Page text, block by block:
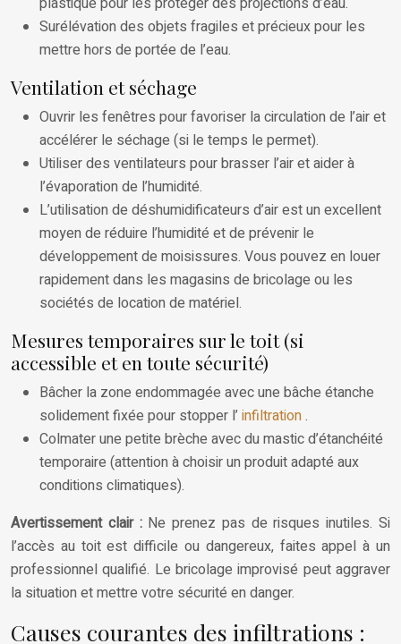
Surélévation des objets fragiles et précieux pour les
mettre hors de portée de l’eau.
Ventilation et séchage
Ouvrir les fenêtres pour favoriser la circulation de l’air et
accélérer le séchage (si le temps le permet).
Utiliser des ventilateurs pour brasser l’air et aider à
l’évaporation de l’humidité.
L’utilisation de déshumidificateurs d’air est un excellent
moyen de réduire l’humidité et de prévenir le
développement de moisissures. Vous pouvez en louer
rapidement dans les magasins de bricolage ou les
sociétés de location de matériel.
Mesures temporaires sur le toit (si
accessible et en toute sécurité)
Bâcher la zone endommagée avec une bâche étanche
solidement fixée pour stopper l’ infiltration.
Colmater une petite brèche avec du mastic d’étanchéité
temporaire (attention à choisir un produit adapté aux
conditions climatiques).
Avertissement clair : Ne prenez pas de risques inutiles. Si
l’accès au toit est difficile ou dangereux, faites appel à un
professionnel qualifié. Le bricolage improvisé peut aggraver
la situation et mettre votre sécurité en danger.
Causes courantes des infiltrations :